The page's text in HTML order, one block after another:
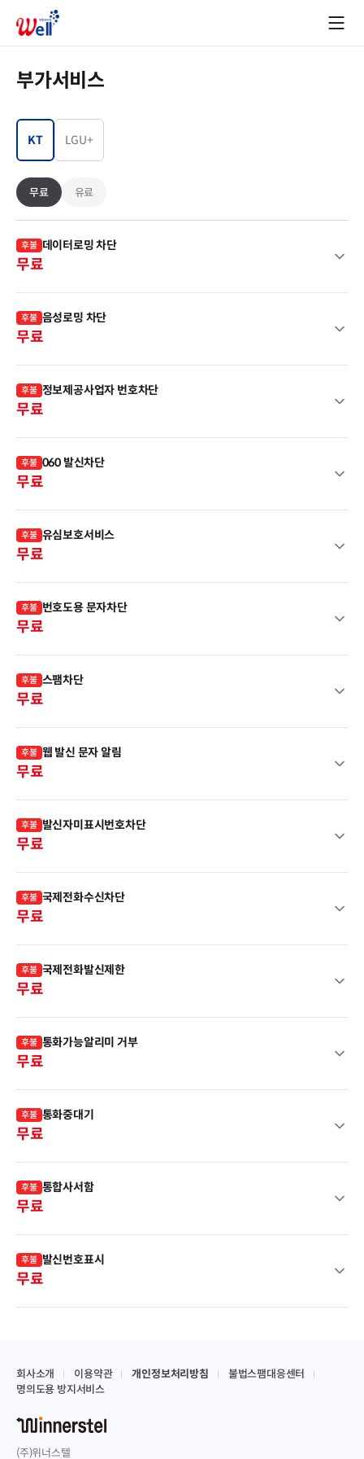
부가서비스
KT LGU+
무료 유료
후불 데이터로밍 차단
무료
후불 음성로밍 차단
무료
후불 정보제공사업자 번호차단
무료
후불 060 발신차단
무료
후불 유심보호서비스
무료
후불 번호도용 문자차단
무료
후불 스팸차단
무료
후불 웹 발신 문자 알림
무료
후불 발신자미표시번호차단
무료
후불 국제전화수신차단
무료
후불 국제전화발신제한
무료
후불 통화가능알리미 거부
무료
후불 통화중대기
무료
후불 통합사서함
무료
후불 발신번호표시
무료
회사소개 이용약관 개인정보처리방침
불법스팸대응센터
명의도용 방지서비스
(주)위너스텔